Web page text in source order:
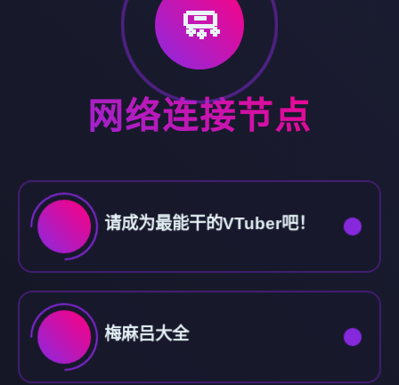
🧼
网络连接节点
请成为最能干的VTuber吧！
梅麻吕大全